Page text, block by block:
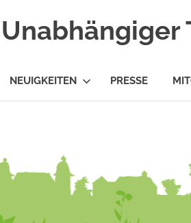
NEUIGKEITEN PRESSE